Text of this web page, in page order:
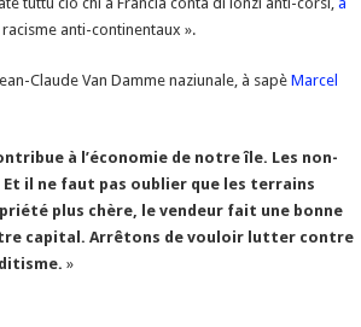
t
p r
t
er
anti-continentaux ».
Claude Van Damme naziunale, à sapè Marcel
à l’économie de notre île. Les non-
il ne faut pas oublier que les terrains
plus chère, le vendeur fait une bonne
capital. Arrêtons de vouloir lutter contre
»